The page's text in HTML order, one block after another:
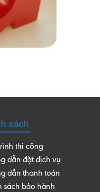
sách
thi công
dẫn đặt dịch vụ
dẫn thanh toán
sách bảo hành